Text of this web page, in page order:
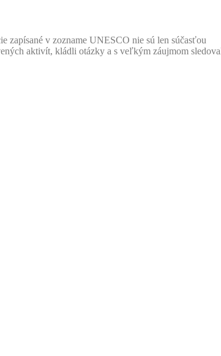
zapísané v zozname UNESCO nie sú len súčasťou
aktivít, kládli otázky a s veľkým záujmom